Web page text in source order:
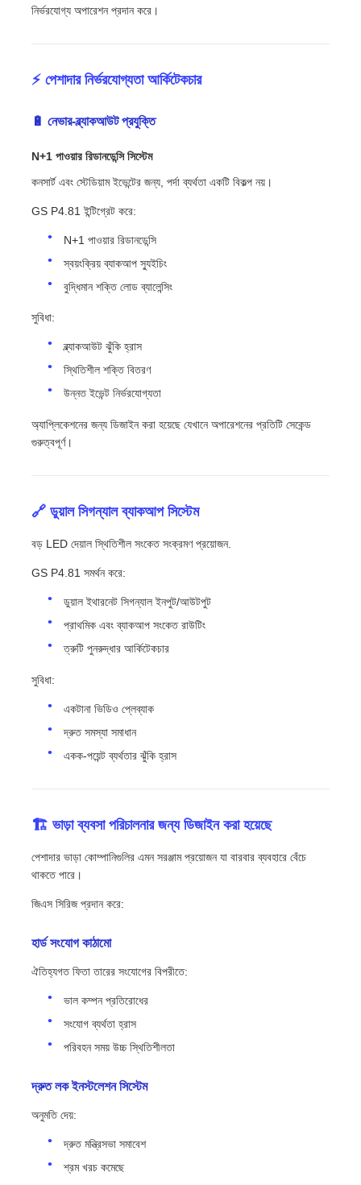
নির্ভরযোগ্য অপারেশন প্রদান করে।
⚡ পেশাদার নির্ভরযোগ্যতা আর্কিটেকচার
🔋 নেভার-ব্ল্যাকআউট প্রযুক্তি
N+1 পাওয়ার রিডানডেন্সি সিস্টেম
কনসার্ট এবং স্টেডিয়াম ইভেন্টের জন্য, পর্দা ব্যর্থতা একটি বিকল্প নয়।
GS P4.81 ইন্টিগ্রেট করে:
N+1 পাওয়ার রিডানডেন্সি
স্বয়ংক্রিয় ব্যাকআপ স্যুইচিং
বুদ্ধিমান শক্তি লোড ব্যালেন্সিং
সুবিধা:
ব্ল্যাকআউট ঝুঁকি হ্রাস
স্থিতিশীল শক্তি বিতরণ
উন্নত ইভেন্ট নির্ভরযোগ্যতা
অ্যাপ্লিকেশনের জন্য ডিজাইন করা হয়েছে যেখানে অপারেশনের প্রতিটি সেকেন্ড
গুরুত্বপূর্ণ।
🔗 ডুয়াল সিগন্যাল ব্যাকআপ সিস্টেম
বড় LED দেয়াল স্থিতিশীল সংকেত সংক্রমণ প্রয়োজন.
GS P4.81 সমর্থন করে:
ডুয়াল ইথারনেট সিগন্যাল ইনপুট/আউটপুট
প্রাথমিক এবং ব্যাকআপ সংকেত রাউটিং
ত্রুটি পুনরুদ্ধার আর্কিটেকচার
সুবিধা:
একটানা ভিডিও প্লেব্যাক
দ্রুত সমস্যা সমাধান
একক-পয়েন্ট ব্যর্থতার ঝুঁকি হ্রাস
🏗️ ভাড়া ব্যবসা পরিচালনার জন্য ডিজাইন করা হয়েছে
পেশাদার ভাড়া কোম্পানিগুলির এমন সরঞ্জাম প্রয়োজন যা বারবার ব্যবহারে বেঁচে
থাকতে পারে।
জিএস সিরিজ প্রদান করে:
হার্ড সংযোগ কাঠামো
ঐতিহ্যগত ফিতা তারের সংযোগের বিপরীতে:
ভাল কম্পন প্রতিরোধের
সংযোগ ব্যর্থতা হ্রাস
পরিবহন সময় উচ্চ স্থিতিশীলতা
দ্রুত লক ইনস্টলেশন সিস্টেম
অনুমতি দেয়:
দ্রুত মন্ত্রিসভা সমাবেশ
শ্রম খরচ কমেছে